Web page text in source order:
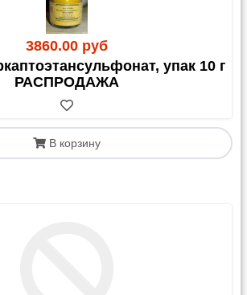
3860.00 руб
упак 10 г
РАСПРОДАЖА
В корзину